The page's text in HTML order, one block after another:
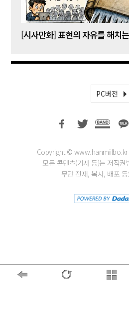
[시사만화] 표현의 자유를 해치
PC버전
Copyright © www.hanmiilbo.kr
모든 콘텐츠(기사 등)는 저작
무단 전재, 복사, 배포